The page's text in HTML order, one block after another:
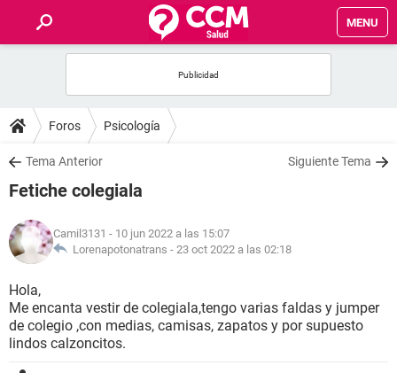
MENU
FOROS
SALUD
NUTRICIÓN
BIENESTAR
SEXUALIDAD
Foros Psicología
Tema Anterior Siguiente Tema
Fetiche colegiala
Camil3131 - 10 jun 2022 a las 15:07
Lorenapotonatrans - 23 oct 2022 a las 02:18
Hola,
Me encanta vestir de colegiala,tengo varias faldas y jumper
de colegio ,con medias, camisas, zapatos y por supuesto
lindos calzoncitos.